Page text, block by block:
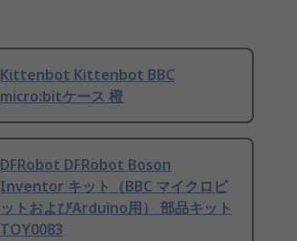
Kittenbot Kittenbot BBC
micro:bitケース 橙
DFRobot DFRobot Boson
Inventor キット（BBC マイクロビ
ットおよびArduino用） 部品キット
TOY0083